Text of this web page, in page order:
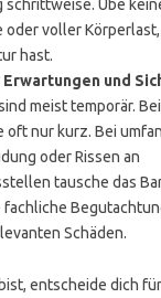
schrittweise. Übe
oder voller
hast.
Erwartungen und
meist temporär.
oft nur kurz. Bei
oder Rissen an
tausche das
Schäden.
entscheide dich